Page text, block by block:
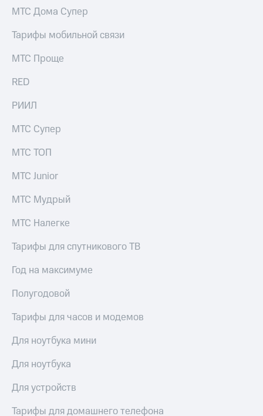
МТС Дома Супер
Тарифы мобильной связи
МТС Проще
RED
РИИЛ
МТС Супер
МТС ТОП
МТС Junior
МТС Мудрый
МТС Налегке
Тарифы для спутникового ТВ
Год на максимуме
Полугодовой
Тарифы для часов и модемов
Для ноутбука мини
Для ноутбука
Для устройств
Тарифы для домашнего телефона